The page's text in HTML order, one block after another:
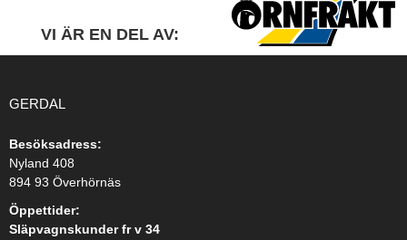
VI ÄR EN DEL AV:
GERDAL
Besöksadress:
Nyland 408
894 93 Överhörnäs
Öppettider:
Släpvagnskunder fr v 34